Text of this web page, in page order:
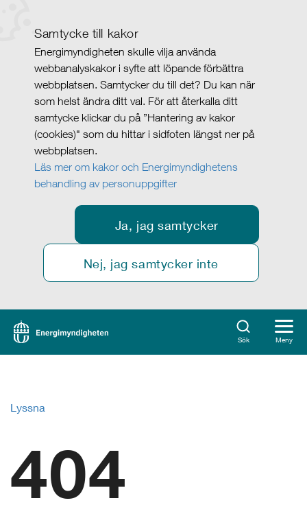
Samtycke till kakor
Energimyndigheten skulle vilja använda
webbanalyskakor i syfte att löpande förbättra
webbplatsen. Samtycker du till det? Du kan när
som helst ändra ditt val. För att återkalla ditt
samtycke klickar du på ”Hantering av kakor
(cookies)" som du hittar i sidfoten längst ner på
webbplatsen.
Läs mer om kakor och Energimyndighetens
behandling av personuppgifter
Ja, jag samtycker
Nej, jag samtycker inte
Sök Meny
Lyssna
404